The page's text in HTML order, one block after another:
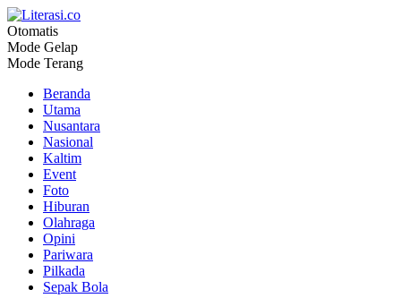
Literasi.co
Pilar Informasi
Otomatis
Mode Gelap
Mode Terang
Beranda
Utama
Nusantara
Nasional
Kaltim
Event
Foto
Hiburan
Olahraga
Opini
Pariwara
Pilkada
Sepak Bola